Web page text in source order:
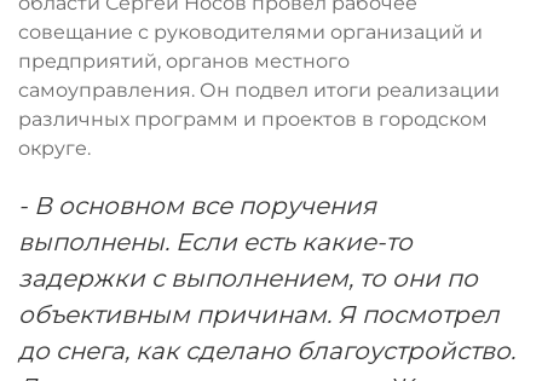
совещание с руководителями организаций и
предприятий, органов местного
самоуправления. Он подвел итоги реализации
различных программ и проектов в городском
округе.
- В основном все поручения
выполнены. Если есть какие-то
задержки с выполнением, то они по
объективным причинам. Я посмотрел
до снега, как сделано благоустройство.